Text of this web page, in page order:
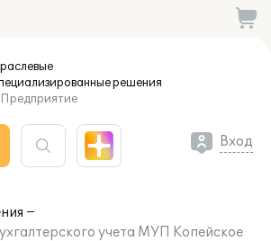
решения
Вход
учета МУП Копейское